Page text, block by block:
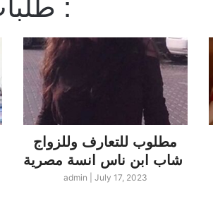
مطلوب للتعارف وللزواج
admin July 17, 2023